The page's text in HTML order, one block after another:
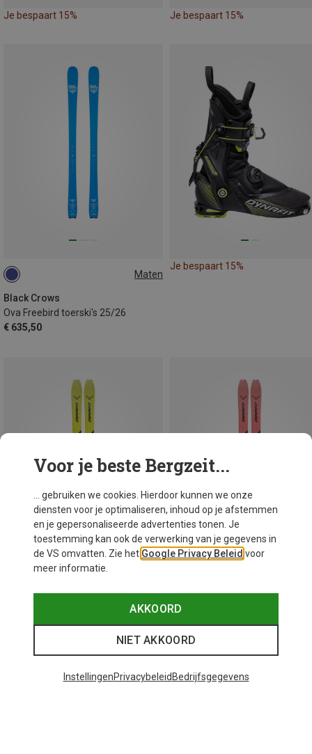
Je bespaart 15% Je bespaart 15%
Maten
Black Crows
Ova Freebird toerski's 25/26
€ 635,50
182CM
Je bespaart 15%
Voor je beste Bergzeit...
... gebruiken we cookies. Hierdoor kunnen we onze
diensten voor je optimaliseren, inhoud op je afstemmen
en je gepersonaliseerde advertenties tonen. Je
toestemming kan ook de verwerking van je gegevens in
de VS omvatten. Zie het Google Privacy Beleid voor
meer informatie.
AKKOORD
NIET AKKOORD
InstellingenPrivacybeleid Bedrijfsgegevens